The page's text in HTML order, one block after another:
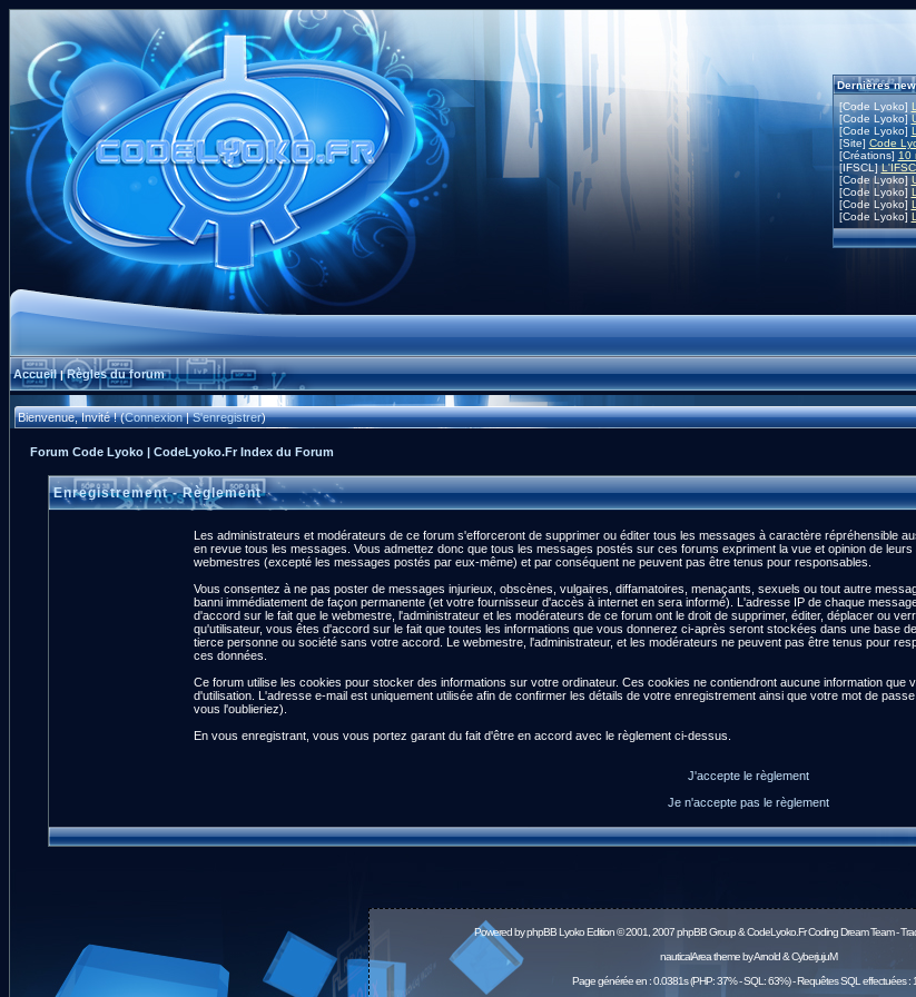
Dernières
[Code Lyoko]
[Code Lyoko]
[Code Lyoko]
[Site] Code
[Créations] 10
[IFSCL]
[Code Lyoko]
[Code Lyoko]
[Code Lyoko]
[Code Lyoko]
Accueil|Règles du forum
Bienvenue, Invité ! (Connexion|S'enregistrer)
Forum Code Lyoko | CodeLyoko.Fr Index du Forum
Enregistrement - Règlement
Les administrateurs et modérateurs de ce forum s'efforceront de supprimer ou éditer tous les messages à caractère répréhensible
en revue tous les messages. Vous admettez donc que tous les messages postés sur ces forums expriment la vue et opinion de
webmestres (excepté les messages postés par eux-même) et par conséquent ne peuvent pas être tenus pour responsables.
Vous consentez à ne pas poster de messages injurieux, obscènes, vulgaires, diffamatoires, menaçants, sexuels ou tout autre
banni immédiatement de façon permanente (et votre fournisseur d'accès à internet en sera informé). L'adresse IP de chaque
d'accord sur le fait que le webmestre, l'administrateur et les modérateurs de ce forum ont le droit de supprimer, éditer, déplacer ou
qu'utilisateur, vous êtes d'accord sur le fait que toutes les informations que vous donnerez ci-après seront stockées dans une base
tierce personne ou société sans votre accord. Le webmestre, l'administrateur, et les modérateurs ne peuvent pas être tenus pour
ces données.
Ce forum utilise les cookies pour stocker des informations sur votre ordinateur. Ces cookies ne contiendront aucune information
d'utilisation. L'adresse e-mail est uniquement utilisée afin de confirmer les détails de votre enregistrement ainsi que votre mot de
vous l'oublieriez).
En vous enregistrant, vous vous portez garant du fait d'être en accord avec le règlement ci-dessus.
J'accepte le règlement
Je n'accepte pas le règlement
Powered byphpBBLyoko Edition © 2001, 2007 phpBB Group & CodeLyoko.Fr Coding Dream Team -
nauticalArea theme by Arnold & CyberjujuM
Page générée en : 0.0381s (PHP: 37% - SQL: 63%) - Requêtes SQL effectuées :